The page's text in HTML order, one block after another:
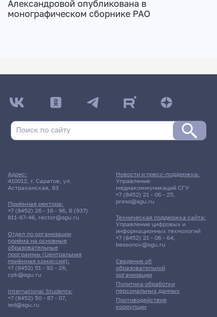
Александровой опубликована в
монографическом сборнике РАО
Адрес:
410012, г. Саратов, ул.
Астраханская, 83
Приёмная ректора:
+7 (8452) 26 - 16 - 96, 8 (937)
811-67-46, rector@sgu.ru
Отдел по организации
приёма на основные
образовательные
программы (Центральная
приёмная комиссия):
+7 (8452) 51 - 92 - 26,
cpk@sgu.ru
International Students:
+7 (8452) 50 - 87 - 07,
ied@sgu.ru
Сведения об
образовательной
организации
Политика обработки
персональных данных
Противодействие
коррупции
Новости и пресс-поддержка:
Управление
медиакоммуникаций СГУ
+7 (8452) 21 - 06 - 25,
press@sgu.ru
Техническая поддержка сайта:
Управление цифровых и
информационных технологий
+7 (8452) 21 - 06 - 64,
bessonov@sgu.ru